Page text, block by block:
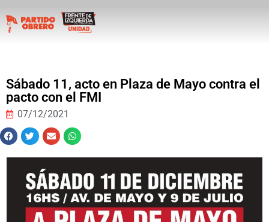
Sábado 11, acto en Plaza de Mayo contra el
pacto con el FMI
07/12/2021